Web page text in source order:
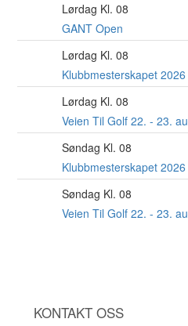
Lørdag Kl. 08
GANT Open
Lørdag Kl. 08
Klubbmesterskapet 2026
Lørdag Kl. 08
Veien Til Golf 22. - 23.
Søndag Kl. 08
Klubbmesterskapet 2026
Søndag Kl. 08
Veien Til Golf 22. - 23.
KONTAKT OSS